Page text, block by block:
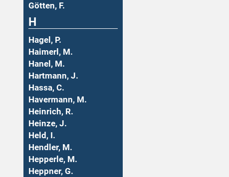
Götten, F.
H
Hagel, P.
Haimerl, M.
Hanel, M.
Hartmann, J.
Hassa, C.
Havermann, M.
Heinrich, R.
Heinze, J.
Held, I.
Hendler, M.
Hepperle, M.
Heppner, G.